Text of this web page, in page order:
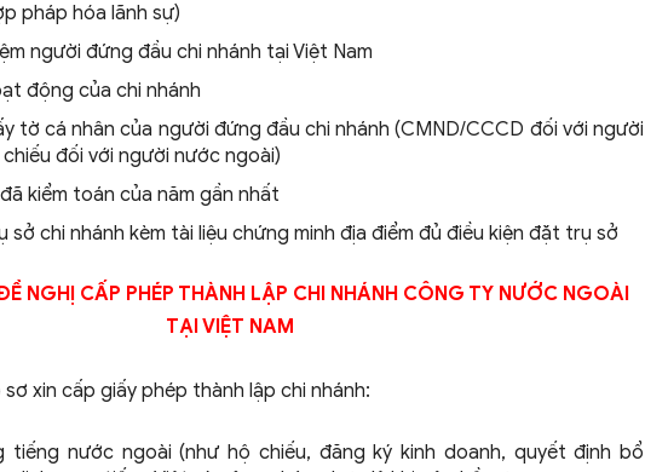
pháp hóa lãnh sự)
người đứng đầu chi nhánh tại Việt Nam
động của chi nhánh
tờ cá nhân của người đứng đầu chi nhánh (CMND/CCCD đối với người
đối với người nước ngoài)
kiểm toán của năm gần nhất
chi nhánh kèm tài liệu chứng minh địa điểm đủ điều kiện đặt trụ sở
NGHỊ CẤP PHÉP THÀNH LẬP CHI NHÁNH CÔNG TY NƯỚC NGOÀI
TẠI VIỆT NAM
xin cấp giấy phép thành lập chi nhánh:
tiếng nước ngoài (như hộ chiếu, đăng ký kinh doanh, quyết định bổ